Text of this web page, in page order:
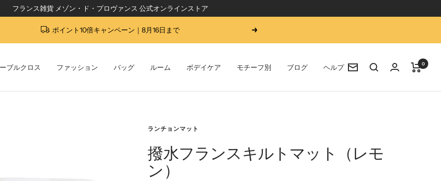
フランス雑貨 メゾン・ド・プロヴァンス 公式オンラインストア
ポイント10倍キャンペーン｜8月16日まで
次
へ
ブルクロス ファッション バッグ ルーム ボデイケア モチーフ別 ブログ ヘルプ ニ
ー
0
ランチョンマット
撥水フランスキルトマット（レモ
ン）